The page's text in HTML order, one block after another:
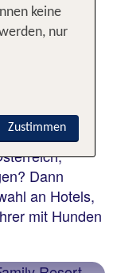
für
Oder
Dann
an Hotels,
mit Hunden
keine
nur
Zustimmen